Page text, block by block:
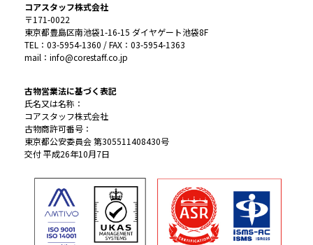
コアスタッフ株式会社
〒171-0022
東京都豊島区南池袋1-16-15 ダイヤゲート池袋8F
TEL：03-5954-1360 / FAX：03-5954-1363
mail：info@corestaff.co.jp
古物営業法に基づく表記
氏名又は名称：
コアスタッフ株式会社
古物商許可番号：
東京都公安委員会 第305511408430号
交付 平成26年10月7日